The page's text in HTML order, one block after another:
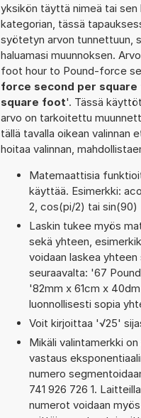
yksikön täyttä nimeä tai
kategorian, tässä
syötetyn arvon tunnettuun,
haluamasi muunnoksen.
foot hour to Pound-force
force second per
square foot'. Tässä
arvo on tarkoitettu
tällä tavalla oikean valinnan
hoitaa valinnan,
Matemaattisia
käyttää. Esimerkki:
2, cos(pi/2) tai sin(90)
Laskin tukee myös
sekä yhteen,
voidaan laskea
seuraavalta: '67
'82mm x 61cm x
luonnollisesti sopia
Voit kirjoittaa '√25'
Mikäli valintamerkki
vastaus
numero
741 926 726 1.
numerot voidaan